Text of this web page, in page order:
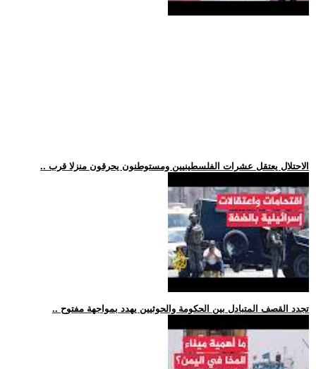
.. الاحتلال يعتقل عشرات الفلسطينيين ومستوطنون يحرقون منزلا قرب
.. تجدد القصف المتبادل بين الحكومة والحوثيين يهدد بمواجهة مفتوح